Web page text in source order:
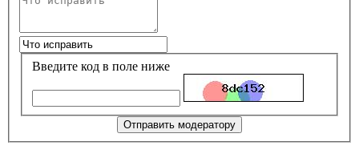
Введите код в поле ниже
Отправить модератору